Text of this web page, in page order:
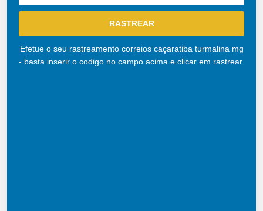
Efetue o seu rastreamento correios caçaratiba turmalina mg
- basta inserir o codigo no campo acima e clicar em rastrear.